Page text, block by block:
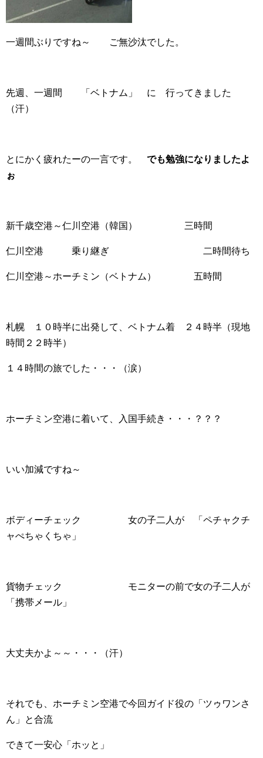
一週間ぶりですね～ ご無沙汰でした。
先週、一週間 「ベトナム」 に 行ってきました
（汗）
とにかく疲れたーの一言です。 でも勉強になりましたよ
ぉ
新千歳空港～仁川空港（韓国） 三時間
仁川空港 乗り継ぎ 二時間待ち
仁川空港～ホーチミン（ベトナム） 五時間
札幌 １０時半に出発して、ベトナム着 ２４時半（現地
時間２２時半）
１４時間の旅でした・・・（涙）
ホーチミン空港に着いて、入国手続き・・・？？？
いい加減ですね～
ボディーチェック 女の子二人が 「ペチャクチ
ャぺちゃくちゃ」
貨物チェック モニターの前で女の子二人が
「携帯メール」
大丈夫かよ～～・・・（汗）
それでも、ホーチミン空港で今回ガイド役の「ツゥワンさ
ん」と合流
できて一安心「ホッと」